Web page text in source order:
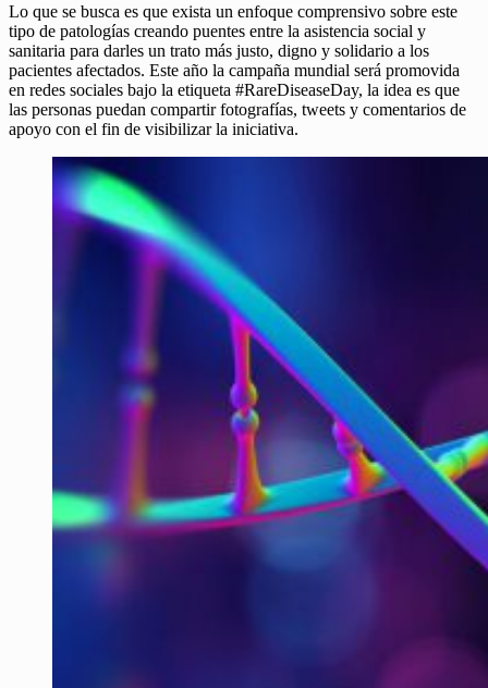
Lo que se busca es que exista un enfoque comprensivo sobre este
tipo de patologías creando puentes entre la asistencia social y
sanitaria para darles un trato más justo, digno y solidario a los
pacientes afectados. Este año la campaña mundial será promovida
en redes sociales bajo la etiqueta #RareDiseaseDay, la idea es que
las personas puedan compartir fotografías, tweets y comentarios de
apoyo con el fin de visibilizar la iniciativa.